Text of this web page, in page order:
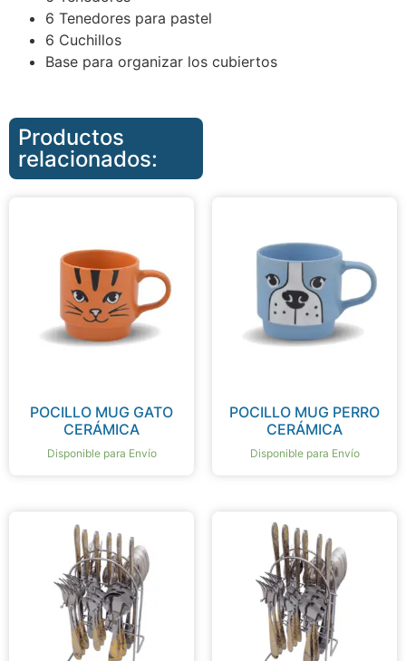
6 Tenedores para pastel
6 Cuchillos
Base para organizar los cubiertos
Productos
relacionados:
POCILLO MUG GATO
CERÁMICA
Disponible para Envío
POCILLO MUG PERRO
CERÁMICA
Disponible para Envío